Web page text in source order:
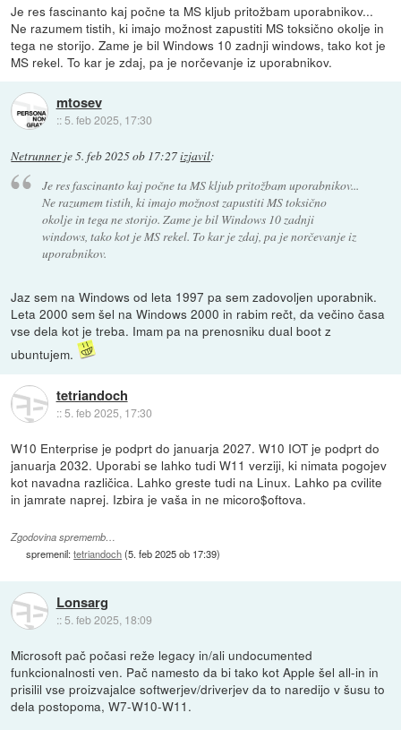
Je res fascinanto kaj počne ta MS kljub pritožbam uporabnikov...
Ne razumem tistih, ki imajo možnost zapustiti MS toksično okolje in
tega ne storijo. Zame je bil Windows 10 zadnji windows, tako kot je
MS rekel. To kar je zdaj, pa je norčevanje iz uporabnikov.
mtosev
:: 5. feb 2025, 17:30
Netrunnerje5. feb 2025 ob 17:27izjavil:
Je res fascinanto kaj počne ta MS kljub pritožbam uporabnikov...
Ne razumem tistih, ki imajo možnost zapustiti MS toksično
okolje in tega ne storijo. Zame je bil Windows 10 zadnji
windows, tako kot je MS rekel. To kar je zdaj, pa je norčevanje iz
uporabnikov.
Jaz sem na Windows od leta 1997 pa sem zadovoljen uporabnik.
Leta 2000 sem šel na Windows 2000 in rabim rečt, da večino časa
vse dela kot je treba. Imam pa na prenosniku dual boot z
ubuntujem.
tetriandoch
::5. feb 2025, 17:30
W10 Enterprise je podprt do januarja 2027. W10 IOT je podprt do
januarja 2032. Uporabi se lahko tudi W11 verziji, ki nimata pogojev
kot navadna različica. Lahko greste tudi na Linux. Lahko pa cvilite
in jamrate naprej. Izbira je vaša in ne micoro$oftova.
Zgodovina sprememb…
spremenil:tetriandoch(5. feb 2025 ob 17:39)
Lonsarg
:: 5. feb 2025, 18:09
Microsoft pač počasi reže legacy in/ali undocumented
funkcionalnosti ven. Pač namesto da bi tako kot Apple šel all-in in
prisilil vse proizvajalce softwerjev/driverjev da to naredijo v šusu to
dela postopoma, W7-W10-W11.